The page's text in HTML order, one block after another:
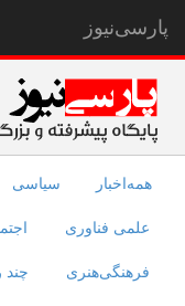
پارسی‌نیوز
همه‌اخبار سیاسی
علمی فناوری
فرهنگی‌هنری چند